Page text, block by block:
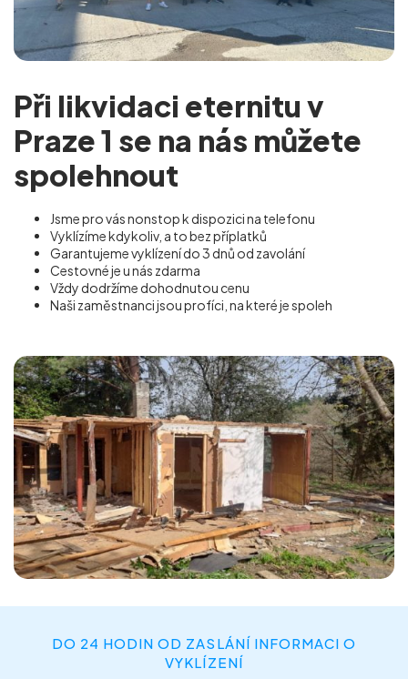
Při likvidaci eternitu v
Praze 1 se na nás můžete
spolehnout
Jsme pro vás nonstop k dispozici na telefonu
Vyklízíme kdykoliv, a to bez příplatků
Garantujeme vyklízení do 3 dnů od zavolání
Cestovné je u nás zdarma
Vždy dodržíme dohodnutou cenu
Naši zaměstnanci jsou profíci, na které je spoleh
DO 24 HODIN OD ZASLÁNÍ INFORMACI O
VYKLÍZENÍ